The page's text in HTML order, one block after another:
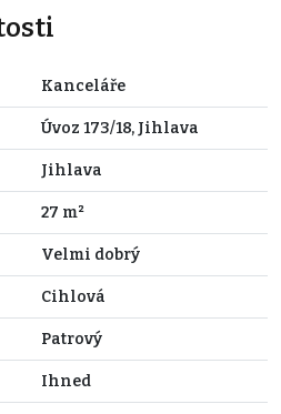
Kanceláře
Úvoz 173/18, Jihlava
Jihlava
27 m²
Velmi dobrý
Cihlová
Patrový
Ihned